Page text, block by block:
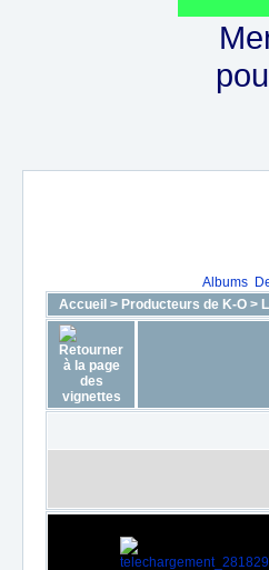
Albums
Accueil > Producteurs de K-O > L